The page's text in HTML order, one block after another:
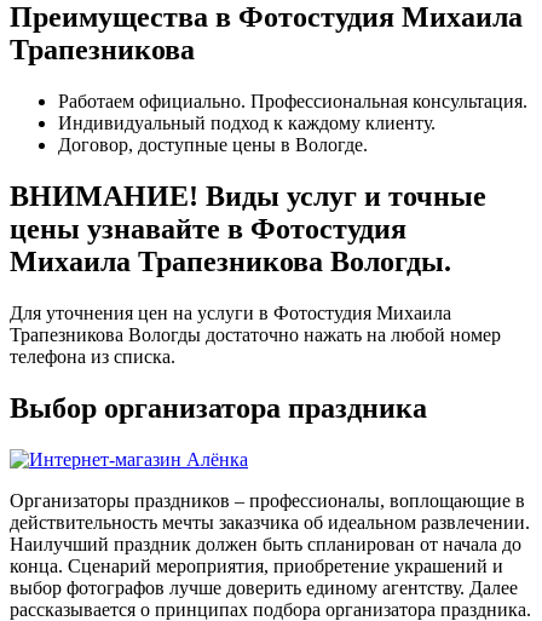
Преимущества в Фотостудия Михаила
Трапезникова
Работаем официально. Профессиональная консультация.
Индивидуальный подход к каждому клиенту.
Договор, доступные цены в Вологде.
ВНИМАНИЕ! Виды услуг и точные
цены узнавайте в Фотостудия
Михаила Трапезникова Вологды.
Для уточнения цен на услуги в Фотостудия Михаила
Трапезникова Вологды достаточно нажать на любой номер
телефона из списка.
Выбор организатора праздника
Организаторы праздников – профессионалы, воплощающие в
действительность мечты заказчика об идеальном развлечении.
Наилучший праздник должен быть спланирован от начала до
конца. Сценарий мероприятия, приобретение украшений и
выбор фотографов лучше доверить единому агентству. Далее
рассказывается о принципах подбора организатора праздника.